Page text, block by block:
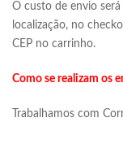
O custo de envio
localização, no
CEP no carrinho.
Como se realizam os
Trabalhamos com